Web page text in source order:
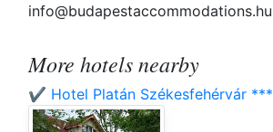
info@budapestaccommodations.hu
More hotels nearby
✔️ Hotel Platán Székesfehérvár ***